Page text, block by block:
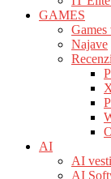
GAMES
Games
Najave
AI
AI vesti
AI